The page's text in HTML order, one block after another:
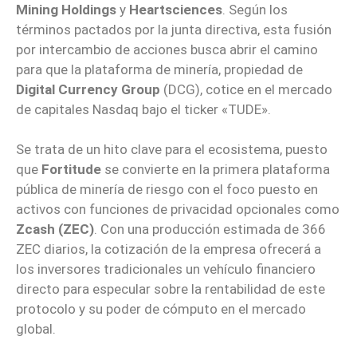
Mining Holdings y Heartsciences . Según los
términos pactados por la junta directiva, esta fusión
por intercambio de acciones busca abrir el camino
para que la plataforma de minería, propiedad de
Digital Currency Group (DCG), cotice en el mercado
de capitales Nasdaq bajo el ticker «TUDE».
Se trata de un hito clave para el ecosistema, puesto
que Fortitude se convierte en la primera plataforma
pública de minería de riesgo con el foco puesto en
activos con funciones de privacidad opcionales como
Zcash (ZEC). Con una producción estimada de 366
ZEC diarios, la cotización de la empresa ofrecerá a
los inversores tradicionales un vehículo financiero
directo para especular sobre la rentabilidad de este
protocolo y su poder de cómputo en el mercado
global.